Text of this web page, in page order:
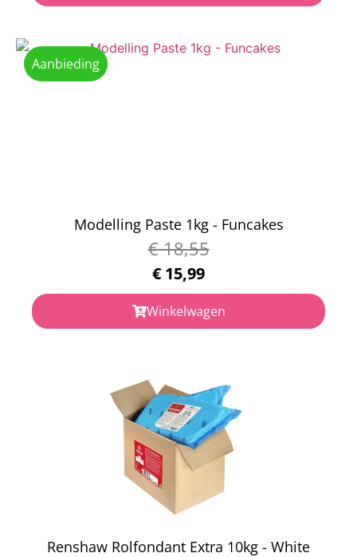
Aanbieding
Modelling Paste 1kg - Funcakes
€18,55
€ 15,99
Winkelwagen
Renshaw Rolfondant Extra 10kg - White